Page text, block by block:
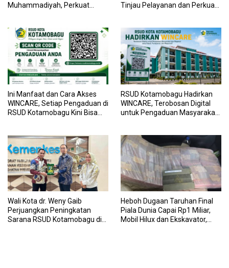
Muhammadiyah, Perkuat
Tinjau Pelayanan dan Perkuat
Ini Manfaat dan Cara Akses
WINCARE, Setiap Pengaduan di
RSUD Kotamobagu Kini Bisa
RSUD Kotamobagu Hadirkan
WINCARE, Terobosan Digital
untuk Pengaduan Masyarakat
Wali Kota dr. Weny Gaib
Perjuangkan Peningkatan
Sarana RSUD Kotamobagu di
Heboh Dugaan Taruhan Final
Piala Dunia Capai Rp1 Miliar,
Mobil Hilux dan Ekskavator,